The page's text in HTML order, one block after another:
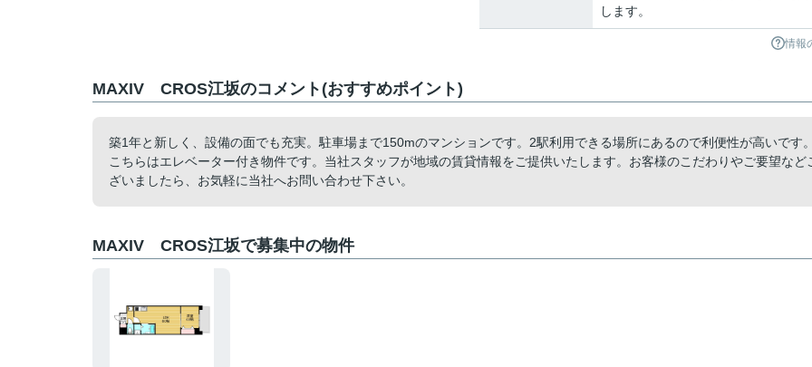
します。
情報
MAXIV CROS江坂のコメント(おすすめポイント)
築1年と新しく、設備の面でも充実。駐車場まで150mのマンションです。2駅利用できる場所にあるので利便性が高いです。
こちらはエレベーター付き物件です。当社スタッフが地域の賃貸情報をご提供いたします。お客様のこだわりやご要望など
ざいましたら、お気軽に当社へお問い合わせ下さい。
MAXIV CROS江坂で募集中の物件